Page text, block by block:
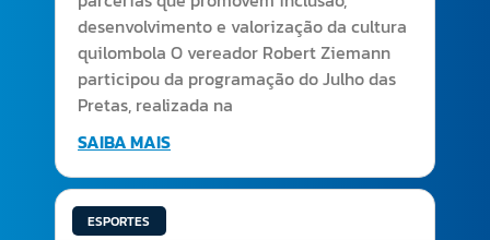
desenvolvimento e valorização da cultura
quilombola O vereador Robert Ziemann
participou da programação do Julho das
Pretas, realizada na
SAIBA MAIS
ESPORTES